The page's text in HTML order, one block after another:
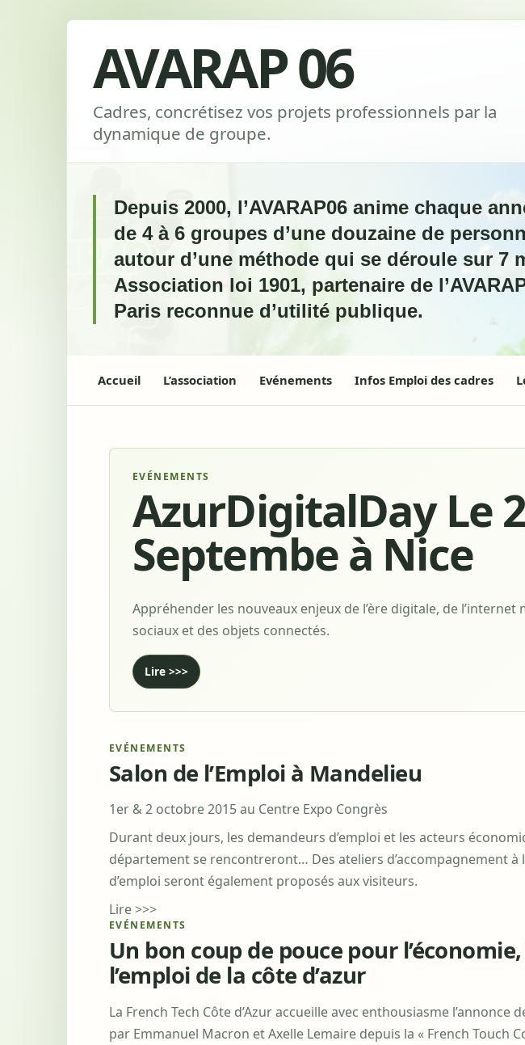
AVARAP 06
Cadres, concrétisez vos projets professionnels par la
dynamique de groupe.
Depuis 2000, l’AVARAP06 anime chaque
de 4 à 6 groupes d’une douzaine de
autour d’une méthode qui se déroule sur 7
Association loi 1901, partenaire de
Paris reconnue d’utilité publique.
Accueil L’association Evénements Infos Emploi des cadres
EVÉNEMENTS
AzurDigitalDay Le
Septembe à Nice
Appréhender les nouveaux enjeux de l’ère digitale, de l’internet
sociaux et des objets connectés.
Lire >>>
EVÉNEMENTS
Salon de l’Emploi à Mandelieu
1er & 2 octobre 2015 au Centre Expo Congrès
Durant deux jours, les demandeurs d’emploi et les acteurs
département se rencontreront… Des ateliers d’accompagnement à
d’emploi seront également proposés aux visiteurs.
Lire >>>
EVÉNEMENTS
Un bon coup de pouce pour
l’emploi de la côte d’azur
La French Tech Côte d’Azur accueille avec enthousiasme l’annonce
par Emmanuel Macron et Axelle Lemaire depuis la « French Touch